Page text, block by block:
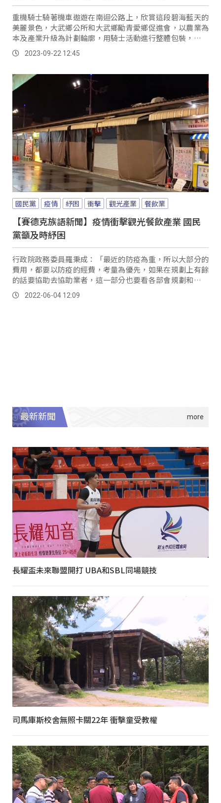
重機騎士騎著機車遨遊在南迴公路上，欣賞這段碧海藍天的
美麗景色，大武鄉公所和大武鄉勵青愛鄉促進會，以農業為
本及產業升級為計劃輪廓，用騎士活動進行整體包裝，結合
時下熱門打卡景點9420濱海休憩區為主場地，延伸至大鳥休
憩區，將這兩公里的路程打造帶狀的觀光產業鏈，推出推觀
2023-09-22 12:45
國民黨 疫情 紓困 衝擊 觀光產業 餐飲業
【賽德克族語新聞】疫情衝擊觀光餐飲產業 國民
黨籲及時紓困
行政院政務委員羅秉成：「最近的防疫為重，所以大部分的
費用，都要以防疫的經費，考量為優先，如果在規劃上有餘
的話要協助去協助業者，這一部分也要看各部會規劃和評估
的情形。
2022-06-04 12:09
最新新聞
長耀盃未來聯盟開打 UBA和SBL同場競技
司馬庫斯校舍無照卡關22年 衝擊童受教權